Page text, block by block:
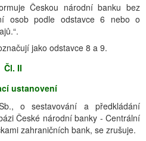
Českou národní banku bez
osob podle odstavce 6 nebo o
jako odstavce 8 a 9.
Čl. II
ustanovení
o sestavování a předkládání
České národní banky - Centrální
zahraničních bank, se zrušuje.